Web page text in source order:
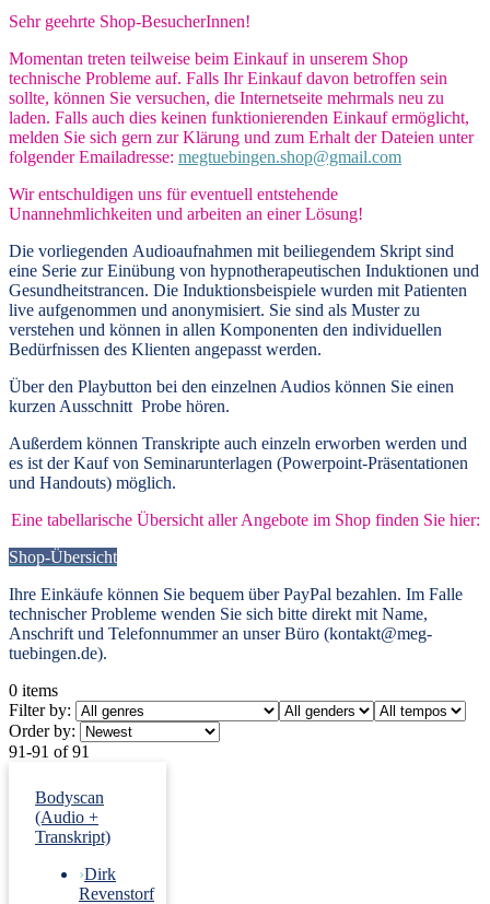
Sehr geehrte Shop-BesucherInnen!
Momentan treten teilweise beim Einkauf in unserem Shop
technische Probleme auf. Falls Ihr Einkauf davon betroffen sein
sollte, können Sie versuchen, die Internetseite mehrmals neu zu
laden. Falls auch dies keinen funktionierenden Einkauf ermöglicht,
melden Sie sich gern zur Klärung und zum Erhalt der Dateien unter
folgender Emailadresse: megtuebingen.shop@gmail.com
Wir entschuldigen uns für eventuell entstehende
Unannehmlichkeiten und arbeiten an einer Lösung!
Die vorliegenden Audioaufnahmen mit beiliegendem Skript sind
eine Serie zur Einübung von hypnotherapeutischen Induktionen und
Gesundheitstrancen. Die Induktionsbeispiele wurden mit Patienten
live aufgenommen und anonymisiert. Sie sind als Muster zu
verstehen und können in allen Komponenten den individuellen
Bedürfnissen des Klienten angepasst werden.
Über den Playbutton bei den einzelnen Audios können Sie einen
kurzen Ausschnitt Probe hören.
Außerdem können Transkripte auch einzeln erworben werden und
es ist der Kauf von Seminarunterlagen (Powerpoint-Präsentationen
und Handouts) möglich.
Eine tabellarische Übersicht aller Angebote im Shop finden Sie hier:
Shop-Übersicht
Ihre Einkäufe können Sie bequem über PayPal bezahlen. Im Falle
technischer Probleme wenden Sie sich bitte direkt mit Name,
Anschrift und Telefonnummer an unser Büro (kontakt@meg-
tuebingen.de).
0 items
Filter by:
Order by:
91-91 of 91
Bodyscan
(Audio +
Transkript)
›Dirk
Revenstorf